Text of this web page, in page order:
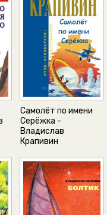
Самолёт по имени
Серёжка -
Владислав
Крапивин